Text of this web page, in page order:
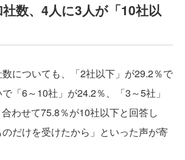
数、4人に3人が「10社以
についても、「2社以下」が29.2％で
「6～10社」が24.2％、「3～5社」
わせて75.8％が10社以下と回答し
だけを受けたから」といった声が寄